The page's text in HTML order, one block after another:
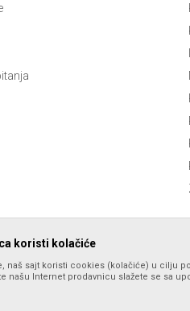
koristi kolačiće
naš sajt koristi cookies (kolačiće) u cilju
našu Internet prodavnicu slažete se sa